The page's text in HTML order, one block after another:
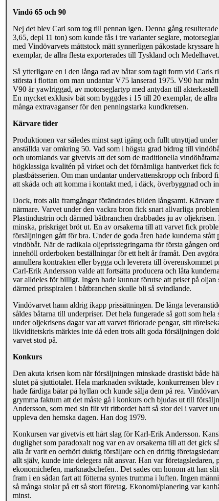
Vindö 65 och 90
Nej det blev Carl som tog till pennan igen. Denna gång
3,65, depl 11 ton) som kunde fås i tre varianter seglare,
med Vindövarvets måttstock mätt synnerligen påkostade kryssare
exemplar, de allra flesta exporterades till Tyskland och Medelhavet.
Så ytterligare en i den långa rad av båtar som tagit form vid Carls
största i flottan om man undantar V75 lanserad 1975. V90 har
V90 är yawlriggad, av motorseglartyp med antydan till
En mycket exklusiv båt som byggdes i 15 till 20 exemplar, de
många extravaganser för den penningstarka kundkretsen.
Kärvare tider
Produktionen var således minst sagt igång och fullt utnyttjad
anställda var omkring 50. Vad som i högsta grad bidrog till
och utomlands var givetvis att det som de traditionella
högklassiga kvalitén på virket och det förnämliga hantverket fick
plastbåtsserien. Om man undantar undervattenskropp och fribord
att skåda och att komma i kontakt med, i däck, överbyggnad och
Dock, trots alla framgångar förändrades bilden långsamt. Kärvare
närmare. Varvet under den vackra bron fick snart allvarliga
Plastindustrin och därmed båtbranchen drabbades ju av
minska, priskriget bröt ut. En av orsakerna till att varvet fick
försäljningen gått för bra. Under de goda åren hade kunderna stått
vindöbåt. När de radikala oljeprisstegringarna för första gången
innehöll orderboken beställningar för ett helt år framåt. Den
annullera kontrakten eller bygga och leverera till överenskommet
Carl-Erik Andersson valde att fortsätta producera och låta
var alldeles för billigt. Ingen hade kunnat förutse att priset på
därmed prisspiralen i båtbranchen skulle bli så svindlande.
Vindövarvet hann aldrig ikapp prissättningen. De långa
såldes båtarna till underpriser. Det hela fungerade så gott som
under oljekrisens dagar var att varvet förlorade pengar, sitt
likviditetskris märktes inte då eden trots allt goda försäljningen
varvet stod på.
Konkurs
Den akuta krisen kom när försäljningen minskade drastiskt både
slutet på sjuttiotalet. Hela marknaden sviktade, konkurrensen blev
hade färdiga båtar på hyllan och kunde sälja dem på rea.
grymma faktum att det måste gå i konkurs och bjudas ut till
Andersson, som med sin flit vit ritbordet haft så stor del i varvet
uppleva den hemska dagen. Han dog 1979.
Konkursen var givetvis ett hårt slag för Karl-Erik Andersson.
duglighet som paradoxalt nog var en av orsakerna till att det gick
alla år varit en oerhört duktig försäljare och en driftig
allt själv, kunde inte delegera nåt ansvar. Han var företagsledaren,
ekonomichefen, marknadschefen.. Det sades om honom att han
fram i en sådan fart att fötterna syntes trumma i luften. Ingen
så många stolar på ett så stort företag. Ekonomi/planering var
minst.